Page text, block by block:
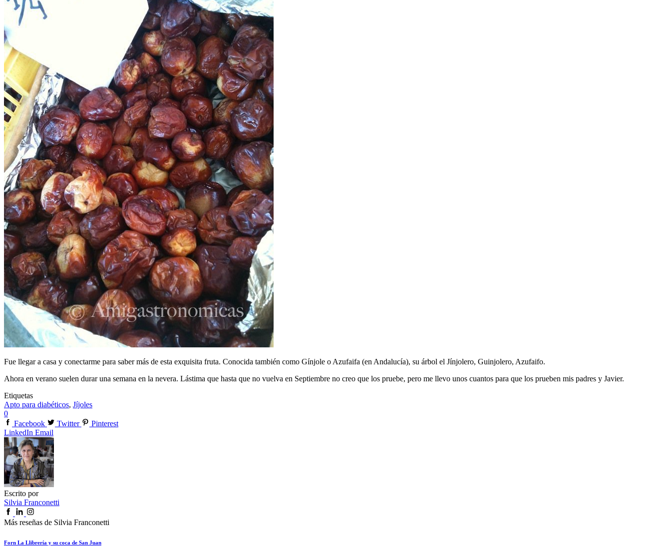
Fue llegar a casa y conectarme para saber más de esta exquisita fruta. Conocida también como Gínjole o Azufaifa (en Andalucía), su árbol el Jínjolero, Guinjolero, Azufaifo.
Ahora en verano suelen durar una semana en la nevera. Lástima que hasta que no vuelva en Septiembre no creo que los pruebe, pero me llevo unos cuantos para que los prueben mis padres y Javier.
Etiquetas
Apto para diabéticos, Jíjoles
0
Facebook
Twitter
Pinterest
LinkedIn Email
Escrito por
Silvia Franconetti
Más reseñas de Silvia Franconetti
Forn La Llibrería y su coca de San Juan